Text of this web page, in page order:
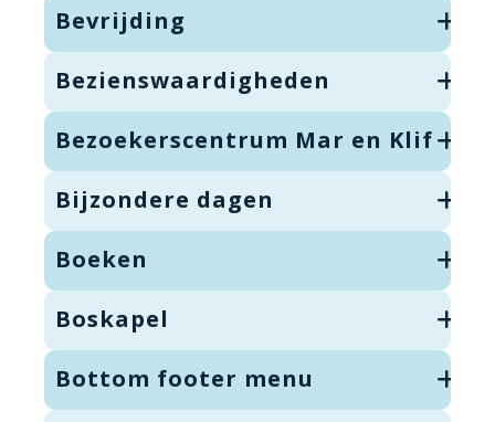
Bevrijding
Bezienswaardigheden
Bezoekerscentrum Mar en Klif
Bijzondere dagen
Boeken
Boskapel
Bottom footer menu